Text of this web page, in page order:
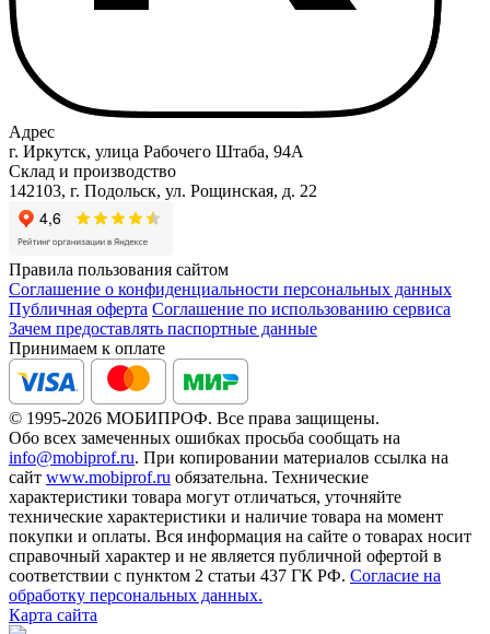
Адрес
г. Иркутск, улица Рабочего Штаба, 94А
Склад и производство
142103, г. Подольск, ул. Рощинская, д. 22
Правила пользования сайтом
Соглашение о конфиденциальности персональных данных
Публичная оферта Соглашение по использованию сервиса
Зачем предоставлять паспортные данные
Принимаем к оплате
© 1995-2026 МОБИПРОФ. Все права защищены.
Обо всех замеченных ошибках просьба сообщать на
info@mobiprof.ru. При копировании материалов ссылка на
сайт www.mobiprof.ru обязательна. Технические
характеристики товара могут отличаться, уточняйте
технические характеристики и наличие товара на момент
покупки и оплаты. Вся информация на сайте о товарах носит
справочный характер и не является публичной офертой в
соответствии с пунктом 2 статьи 437 ГК РФ. Согласие на
обработку персональных данных.
Карта сайта